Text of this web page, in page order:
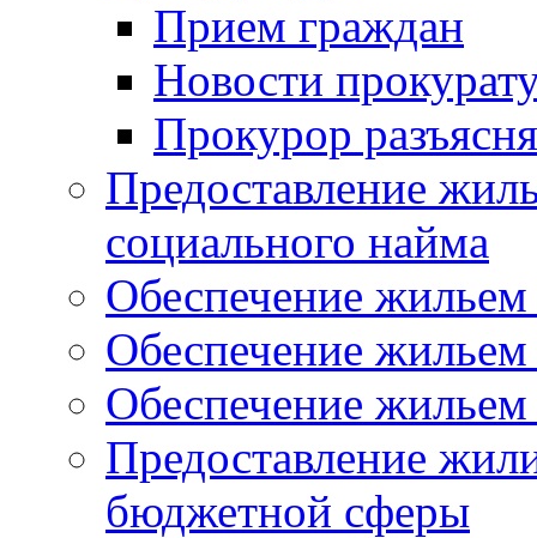
Прием граждан
Новости
Прокурор
Предоставление
социального найма
Обеспечение
Обеспечение
Обеспечение жильем
Предоставление
бюджетной сферы